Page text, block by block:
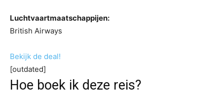
Luchtvaartmaatschappijen:
British Airways
Bekijk de deal!
[outdated]
Hoe boek ik deze reis?